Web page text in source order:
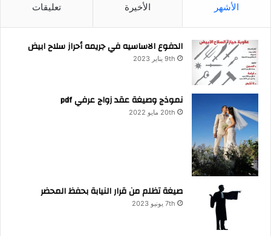
الأشهر الأخيرة تعليقات
الدفوع الاساسيه في جريمه أحراز سلاح ابيض
9th يناير 2023
نموذج وصيغة عقد زواج عرفي pdf
20th مايو 2022
صيغة تظلم من قرار النيابة بحفظ المحضر
7th يونيو 2023